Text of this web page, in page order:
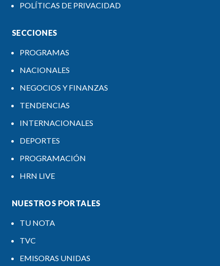
POLÍTICAS DE PRIVACIDAD
SECCIONES
PROGRAMAS
NACIONALES
NEGOCIOS Y FINANZAS
TENDENCIAS
INTERNACIONALES
DEPORTES
PROGRAMACIÓN
HRN LIVE
NUESTROS PORTALES
TU NOTA
TVC
EMISORAS UNIDAS